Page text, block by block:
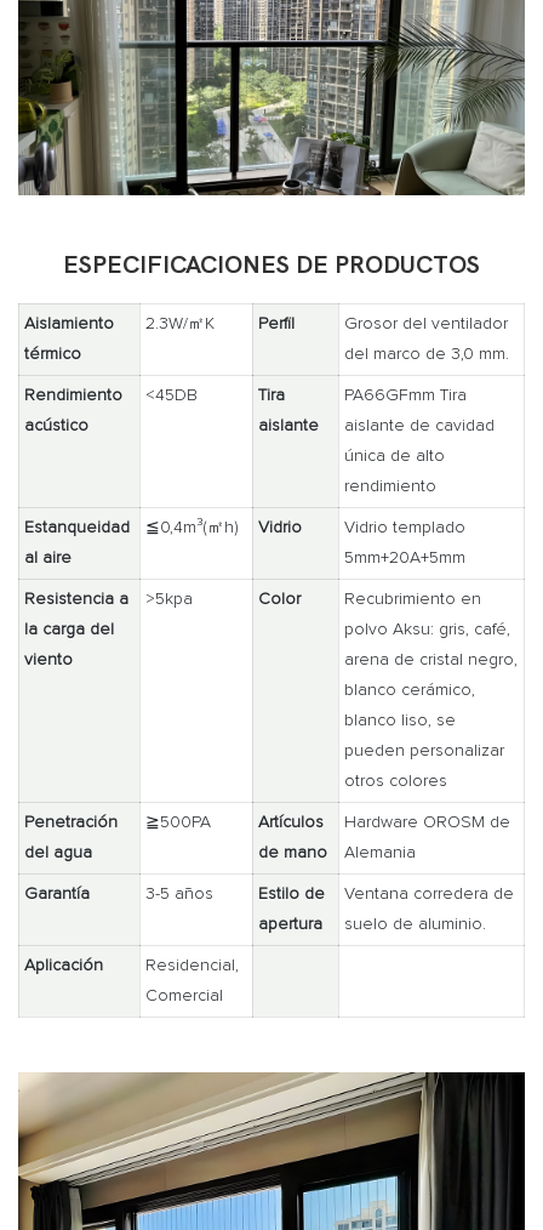
ESPECIFICACIONES DE PRODUCTOS
Aislamiento
térmico
2.3W/㎡K Perfil
Grosor del ventilador
del marco de 3,0 mm.
Rendimiento
acústico
<45DB
Tira
aislante
PA66GFmm Tira
aislante de cavidad
única de alto
rendimiento
Estanqueidad
al aire
≦0,4m³(㎡h) Vidrio
Vidrio templado
5mm+20A+5mm
Resistencia a
la carga del
viento
>5kpa Color
Recubrimiento en
polvo Aksu: gris, café,
arena de cristal negro,
blanco cerámico,
blanco liso, se
pueden personalizar
otros colores
Penetración
del agua
≧500PA
Artículos
de mano
Hardware OROSM de
Alemania
Garantía 3-5 años
Estilo de
apertura
Ventana corredera de
suelo de aluminio.
Aplicación
Residencial,
Comercial